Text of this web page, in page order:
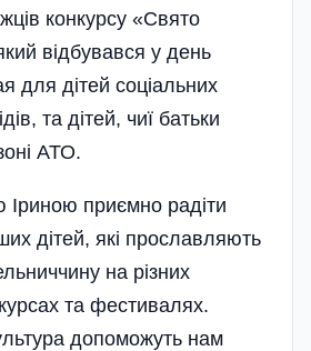
конкурсу «Свято
відбувався у день
для дітей соціальних
та дітей, чиї батьки
АТО.
приємно радіти
дітей, які прославляють
на різних
та фестивалях.
допоможуть нам